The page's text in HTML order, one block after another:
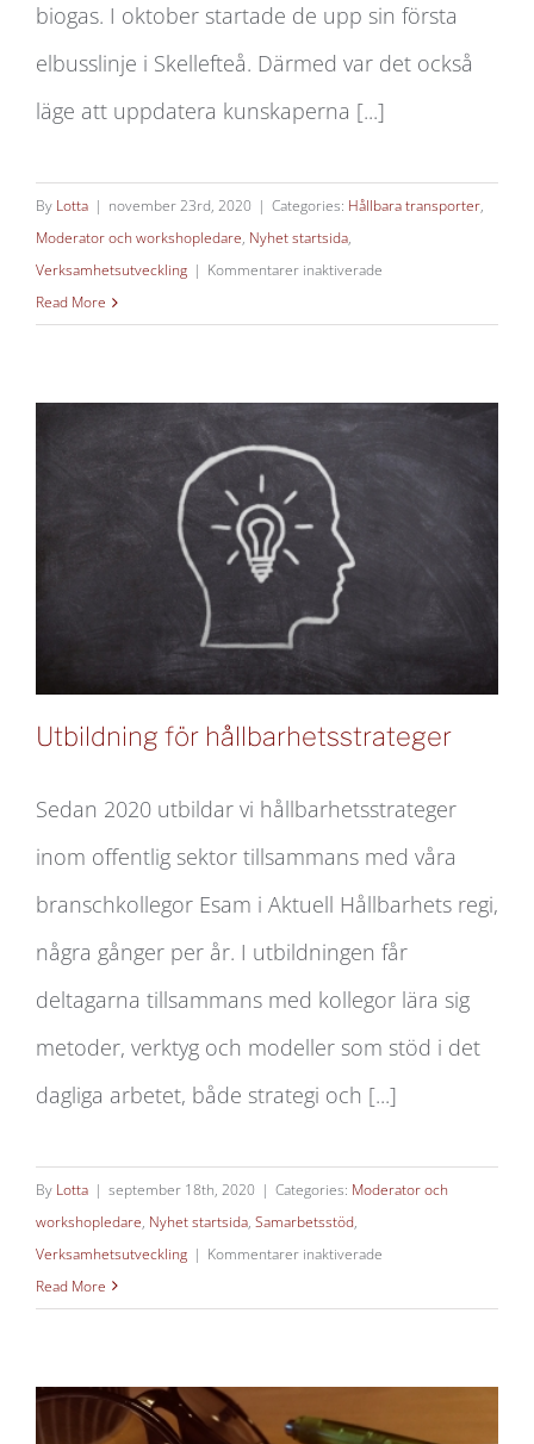
biogas. I oktober startade de upp sin första
elbusslinje i Skellefteå. Därmed var det också
läge att uppdatera kunskaperna [...]
By Lotta | november 23rd, 2020 | Categories: Hållbara transporter,
Moderator och workshopledare, Nyhet startsida,
Verksamhetsutveckling | Kommentarer inaktiverade
Read More
Utbildning för hållbarhetsstrateger
Utbildning för hållbarhetsstrateger
Sedan 2020 utbildar vi hållbarhetsstrateger
inom offentlig sektor tillsammans med våra
branschkollegor Esam i Aktuell Hållbarhets regi,
några gånger per år. I utbildningen får
deltagarna tillsammans med kollegor lära sig
metoder, verktyg och modeller som stöd i det
dagliga arbetet, både strategi och [...]
By Lotta | september 18th, 2020 | Categories: Moderator och
workshopledare, Nyhet startsida, Samarbetsstöd,
Verksamhetsutveckling | Kommentarer inaktiverade
Read More